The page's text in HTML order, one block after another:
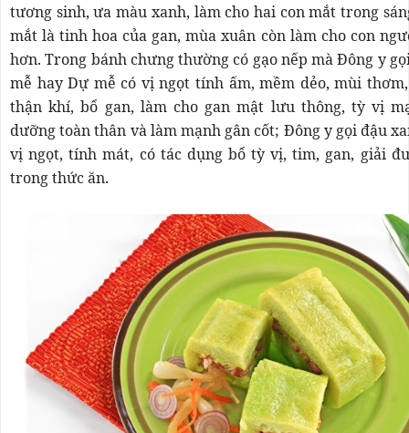
tương sinh, ưa màu xanh, làm cho hai con mắt trong
mắt là tinh hoa của gan, mùa xuân còn làm cho con
hơn. Trong bánh chưng thường có gạo nếp mà Đông y
mễ hay Dự mễ có vị ngọt tính ấm, mềm dẻo, mùi
thận khí, bổ gan, làm cho gan mật lưu thông, tỳ vị
dưỡng toàn thân và làm mạnh gân cốt; Đông y gọi đậu
vị ngọt, tính mát, có tác dụng bổ tỳ vị, tim, gan, giải
trong thức ăn.